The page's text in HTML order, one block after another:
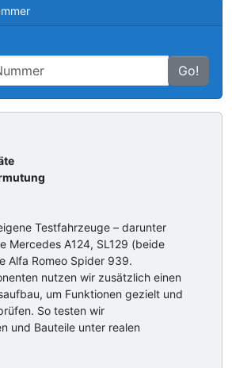
Go!
Testfahrzeuge – darunter
Mercedes A124, SL129 (beide
Alfa Romeo Spider 939.
nutzen wir zusätzlich einen
um Funktionen gezielt und
So testen wir
und Bauteile unter realen